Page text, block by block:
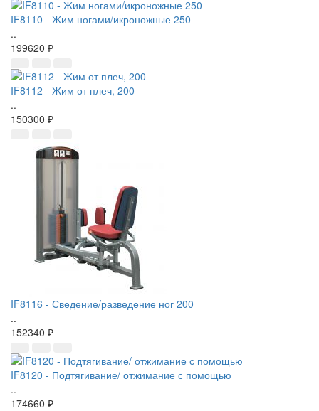
IF8110 - Жим ногами/икроножные 250
..
199620 ₽
IF8112 - Жим от плеч, 200
..
150300 ₽
IF8116 - Сведение/разведение ног 200
..
152340 ₽
IF8120 - Подтягивание/ отжимание с помощью
..
174660 ₽